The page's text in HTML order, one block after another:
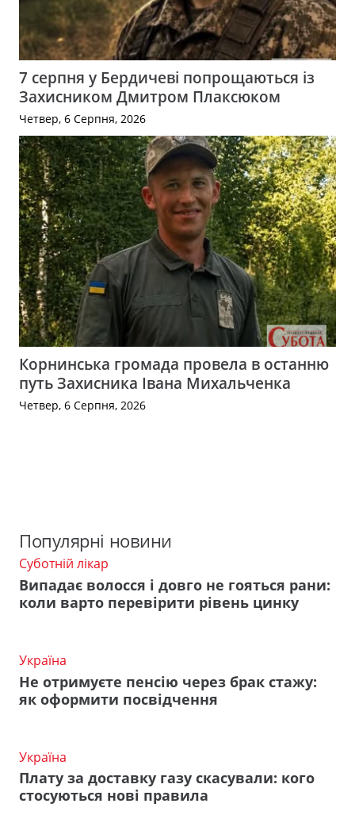
7 серпня у Бердичеві попрощаються із
Захисником Дмитром Плаксюком
Четвер, 6 Серпня, 2026
Корнинська громада провела в останню
путь Захисника Івана Михальченка
Четвер, 6 Серпня, 2026
Популярні новини
Суботній лікар
Випадає волосся і довго не гояться рани:
коли варто перевірити рівень цинку
Україна
Не отримуєте пенсію через брак стажу:
як оформити посвідчення
Україна
Плату за доставку газу скасували: кого
стосуються нові правила